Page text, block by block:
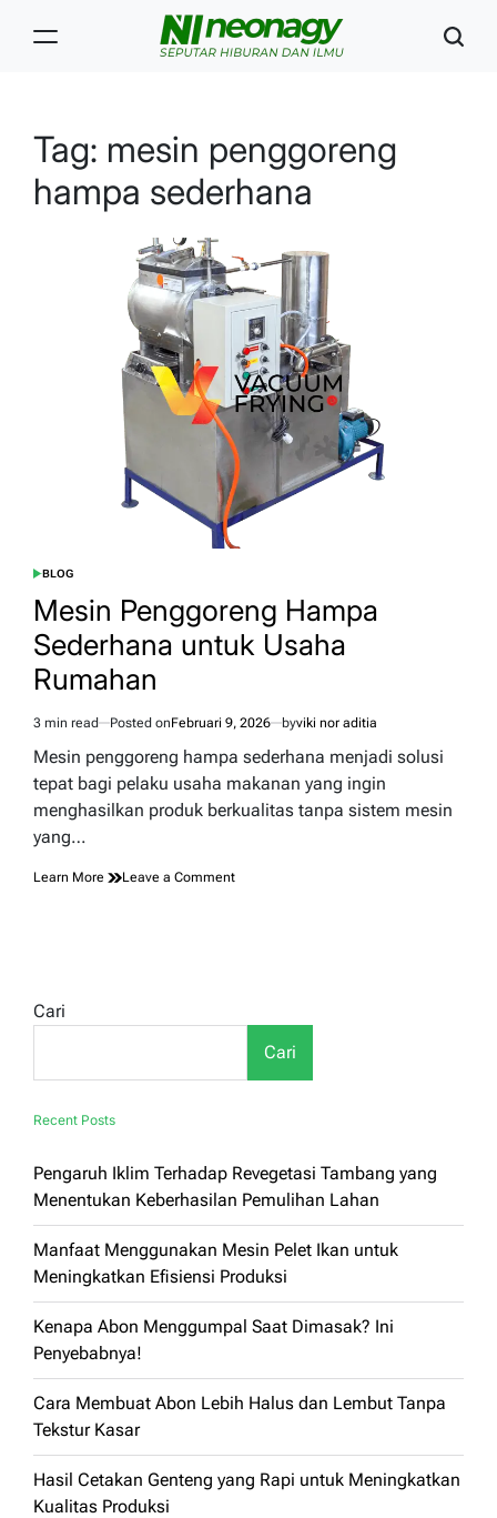
Tag: mesin penggoreng
hampa sederhana
POSTED
BLOG
Mesin Penggoreng Hampa
Sederhana untuk Usaha
Rumahan
Estimated
read
3 min read Posted onFebruari 9, 2026 byviki nor aditia
Mesin penggoreng hampa sederhana menjadi solusi
tepat bagi pelaku usaha makanan yang ingin
menghasilkan produk berkualitas tanpa sistem mesin
yang…
Learn More Leave a Commenton
Cari
Cari
Recent Posts
Pengaruh Iklim Terhadap Revegetasi Tambang yang
Menentukan Keberhasilan Pemulihan Lahan
Manfaat Menggunakan Mesin Pelet Ikan untuk
Meningkatkan Efisiensi Produksi
Kenapa Abon Menggumpal Saat Dimasak? Ini
Penyebabnya!
Cara Membuat Abon Lebih Halus dan Lembut Tanpa
Tekstur Kasar
Hasil Cetakan Genteng yang Rapi untuk Meningkatkan
Kualitas Produksi